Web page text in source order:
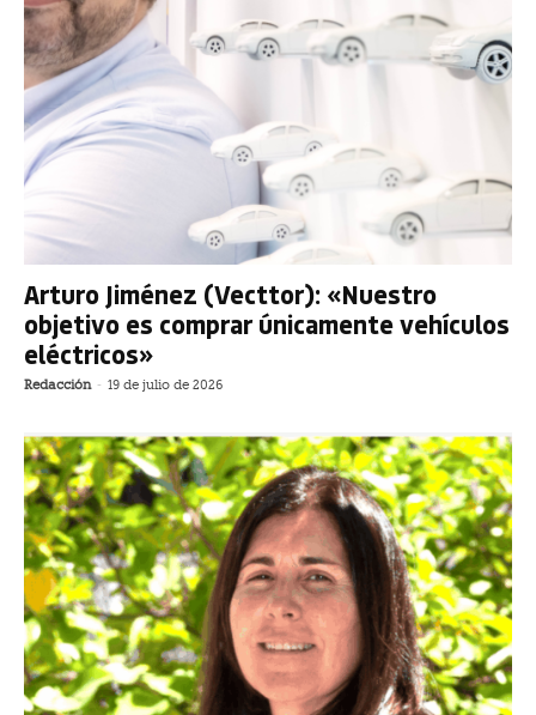
Arturo Jiménez (Vecttor): «Nuestro
objetivo es comprar únicamente vehículos
eléctricos»
Redacción - 19 de julio de 2026